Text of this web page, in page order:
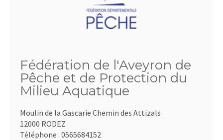
Fédération de l'Aveyron de
Pêche et de Protection du
Milieu Aquatique
Moulin de la Gascarie Chemin des Attizals
12000 RODEZ
Téléphone : 0565684152